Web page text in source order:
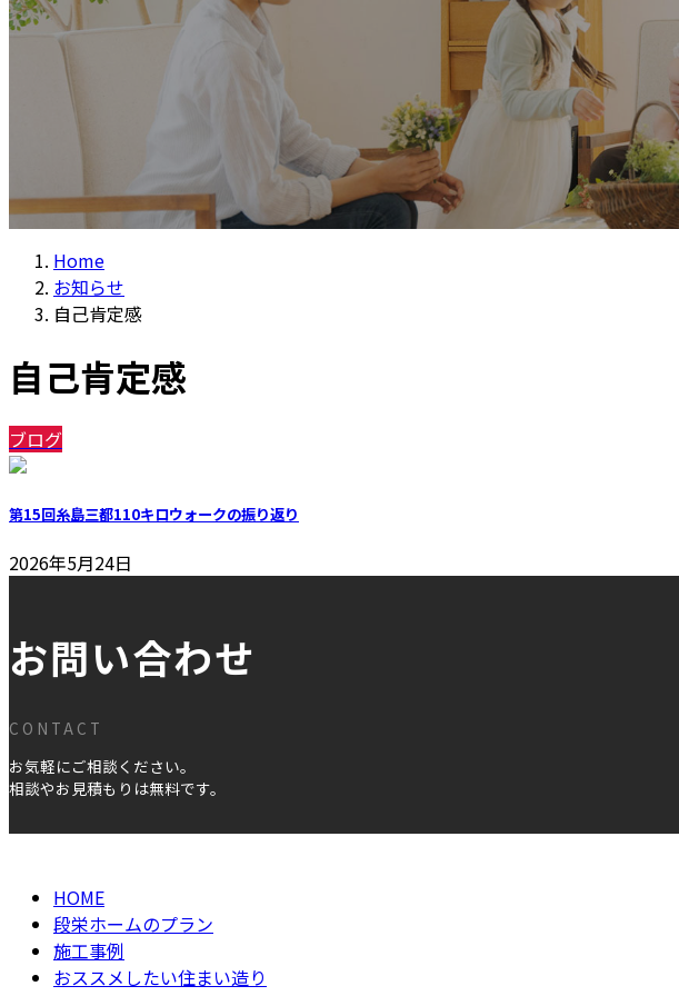
Home
お知らせ
自己肯定感
自己肯定感
ブログ
第15回糸島三都110キロウォークの振り返り
2026年5月24日
お問い合わせ
CONTACT
お気軽にご相談ください。
相談やお見積もりは無料です。
HOME
段栄ホームのプラン
施工事例
おススメしたい住まい造り